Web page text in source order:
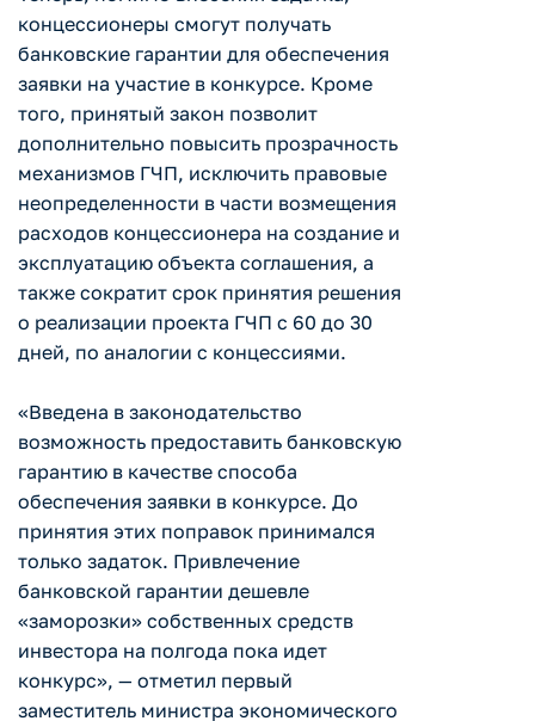
концессионеры смогут получать
банковские гарантии для обеспечения
заявки на участие в конкурсе. Кроме
того, принятый закон позволит
дополнительно повысить прозрачность
механизмов ГЧП, исключить правовые
неопределенности в части возмещения
расходов концессионера на создание и
эксплуатацию объекта соглашения, а
также сократит срок принятия решения
о реализации проекта ГЧП с 60 до 30
дней, по аналогии с концессиями.
«Введена в законодательство
возможность предоставить банковскую
гарантию в качестве способа
обеспечения заявки в конкурсе. До
принятия этих поправок принимался
только задаток. Привлечение
банковской гарантии дешевле
«заморозки» собственных средств
инвестора на полгода пока идет
конкурс», — отметил первый
заместитель министра экономического